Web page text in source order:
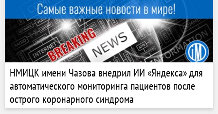
НМИЦК имени Чазова внедрил ИИ «Яндекса» для
автоматического мониторинга пациентов после
острого коронарного синдрома